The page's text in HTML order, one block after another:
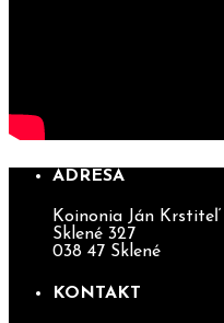
ADRESA
Koinonia Ján Krstiteľ
Sklené 327
038 47 Sklené
KONTAKT